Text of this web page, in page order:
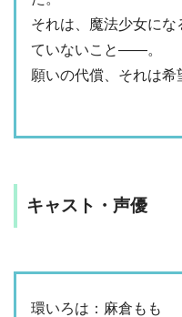
それは、魔法少女にな
ていないこと――。
願いの代償、それは
キャスト・声優
環いろは：麻倉もも